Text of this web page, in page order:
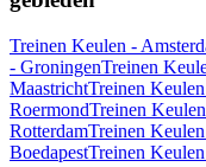
Treinen Keulen -
- GroningenTreinen
MaastrichtTreinen
RoermondTreinen
RotterdamTreinen
BoedapestTreinen